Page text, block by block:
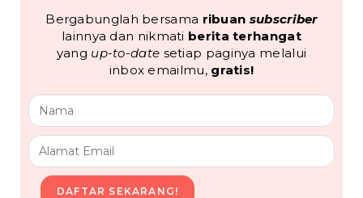
Bergabunglah bersama ribuan subscriber
lainnya dan nikmati berita terhangat
yang up-to-date setiap paginya melalui
inbox emailmu, gratis!
DAFTAR SEKARANG!